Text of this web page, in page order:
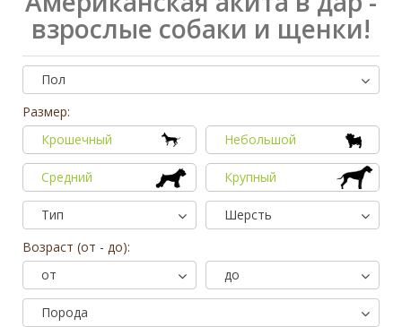
взрослые собаки и щенки!
Пол
Размер:
Крошечный
Небольшой
Средний Крупный
Тип
Шерсть
Возраст (от - до):
от
до
Порода